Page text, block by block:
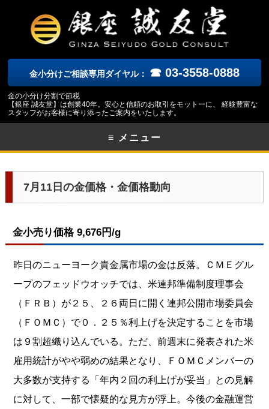
金小分けご相談専用ダイヤル： ☎ 03-3558-0888
金の小分け分割で節税
【銀座 誠友堂】は創業40年。安心と信頼のお取引をモットーに、 経験豊富な
スタッフがお客様に寄り添ったご案内をいたします。
≡ メニュー
7月11日の金価格・金価格動向
金小売り価格 9,676円/g
昨日のニューヨーク貴金属市場の金は反落。ＣＭＥグル
ープのフェッドウオッチでは、米連邦準備制度理事会
（ＦＲＢ）が２５、２６両日に開く連邦公開市場委員会
（ＦＯＭＣ）で０．２５％利上げを決定することを市場
は９割超織り込んでいる。ただ、前週末に発表された米
雇用統計がやや弱めの結果となり、ＦＯＭＣメンバーの
大多数が支持する「年内２回の利上げが妥当」との見解
に対して、一部で懐疑的な見方が浮上。今後の金融運営